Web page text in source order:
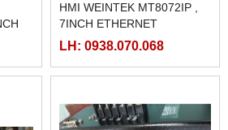
HMI WEINTEK MT8072IP ,
7INCH ETHERNET
LH: 0938.070.068